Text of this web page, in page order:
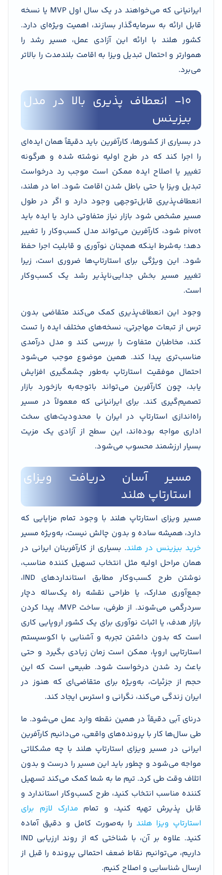
ایرانیانی که می‌خواهند در یک سال اول MVP یا نسخه
قابل ارائه به سرمایه‌گذار بسازند، اهمیت ویژه‌ای دارد.
کشور هلند با ارائه این آزادی عمل، مسیر رشد را
هموارتر و احتمال تبدیل ویزا به اقامت بلندمدت را بالاتر
می‌برد.
۱۰- انعطاف پذیری بالا در مدل
بیزینس
در بسیاری از کشورها، کارآفرین باید دقیقاً همان ایده‌ای
را اجرا کند که در طرح اولیه نوشته شده و هرگونه
تغییر یا اصلاح ایده ممکن است موجب رد درخواست
تبدیل ویزا یا حتی باطل شدن اقامت شود. اما در هلند،
انعطاف‌پذیری قابل‌توجهی وجود دارد و اگر در طول
مسیر مشخص شود بازار نیاز متفاوتی دارد یا ایده باید
pivot شود، کارآفرین می‌تواند مدل کسب‌وکار را تغییر
دهد؛ به‌شرط اینکه همچنان نوآوری و قابلیت اجرا حفظ
شود. این ویژگی برای استارتاپ‌ها ضروری است، زیرا
تغییر مسیر بخش جدایی‌ناپذیر رشد یک کسب‌وکار
است.
وجود این انعطاف‌پذیری کمک می‌کند متقاضی بدون
ترس از تبعات مهاجرتی، نسخه‌های مختلف ایده را تست
کند، مخاطبان متفاوت را بررسی کند و مدل درآمدی
مناسب‌تری پیدا کند. همین موضوع موجب می‌شود
احتمال موفقیت استارتاپ به‌طور چشمگیری افزایش
یابد، چون کارآفرین می‌تواند باتوجه‌به بازخورد بازار
تصمیم‌گیری کند. برای ایرانیانی که معمولاً در مسیر
راه‌اندازی استارتاپ در ایران با محدودیت‌های سخت
اداری مواجه بوده‌اند، این سطح از آزادی یک مزیت
بسیار ارزشمند محسوب می‌شود.
مسیر آسان دریافت ویزای
استارتاپ هلند
مسیر ویزای استارتاپ هلند با وجود تمام مزایایی که
دارد، همیشه ساده و بدون چالش نیست، به‌ویژه مسیر
خرید بیزینس در هلند. بسیاری از کارآفرینان ایرانی در
همان مراحل اولیه مثل انتخاب تسهیل کننده مناسب،
نوشتن طرح کسب‌وکار مطابق استانداردهای IND،
جمع‌آوری مدارک، یا طراحی نقشه راه یک‌ساله دچار
سردرگمی می‌شوند. از طرفی، ساخت MVP، پیدا کردن
بازار هدف، یا اثبات نوآوری برای یک کشور اروپایی کاری
است که بدون داشتن تجربه و آشنایی با اکوسیستم
استارتاپی اروپا، ممکن است زمان زیادی بگیرد و حتی
باعث رد شدن درخواست شود. طبیعی است که این
حجم از جزئیات، به‌ویژه برای متقاضی‌ای که هنوز در
ایران زندگی می‌کند، نگرانی و استرس ایجاد کند.
درنای آبی دقیقاً در همین نقطه وارد عمل می‌شود. ما
طی سال‌ها کار با پرونده‌های واقعی، می‌دانیم کارآفرین
ایرانی در مسیر ویزای استارتاپ هلند با چه مشکلاتی
مواجه می‌شود و چطور باید این مسیر را درست و بدون
اتلاف وقت طی کرد. تیم ما به شما کمک می‌کند تسهیل
کننده مناسب انتخاب کنید، طرح کسب‌وکار استاندارد و
قابل پذیرش تهیه کنید، و تمام مدارک لازم برای
استارتاپ ویزا هلند را به‌صورت کامل و دقیق آماده
کنید. علاوه بر آن، با شناختی که از روند ارزیابی IND
داریم، می‌توانیم نقاط ضعف احتمالی پرونده را قبل از
ارسال شناسایی و اصلاح کنیم.